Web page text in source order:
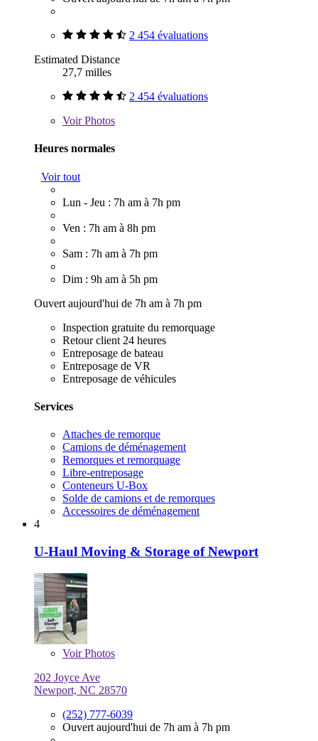
2 454 évaluations
Estimated Distance
27,7 milles
2 454 évaluations
VoirPhotos
Heures normales
Voir tout
Lun - Jeu : 7h am à 7h pm
Ven : 7h am à 8h pm
Sam : 7h am à 7h pm
Dim : 9h am à 5h pm
Ouvert aujourd'hui de 7h am à 7h pm
Inspection gratuite du remorquage
Retour client 24 heures
Entreposage de bateau
Entreposage de VR
Entreposage de véhicules
Services
Attaches de remorque
Camions de déménagement
Remorques et remorquage
Libre-entreposage
Conteneurs U-Box
Solde de camions et de remorques
Accessoires de déménagement
4
U-Haul Moving & Storage of Newport
VoirPhotos
202 Joyce Ave
Newport, NC 28570
(252) 777-6039
Ouvert aujourd'hui de 7h am à 7h pm